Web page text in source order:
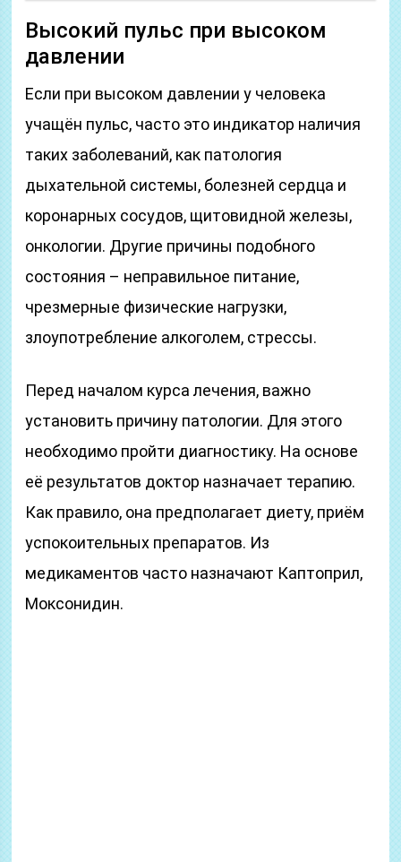
Высокий пульс при высоком
давлении
Если при высоком давлении у человека
учащён пульс, часто это индикатор наличия
таких заболеваний, как патология
дыхательной системы, болезней сердца и
коронарных сосудов, щитовидной железы,
онкологии. Другие причины подобного
состояния – неправильное питание,
чрезмерные физические нагрузки,
злоупотребление алкоголем, стрессы.
Перед началом курса лечения, важно
установить причину патологии. Для этого
необходимо пройти диагностику. На основе
её результатов доктор назначает терапию.
Как правило, она предполагает диету, приём
успокоительных препаратов. Из
медикаментов часто назначают Каптоприл,
Моксонидин.